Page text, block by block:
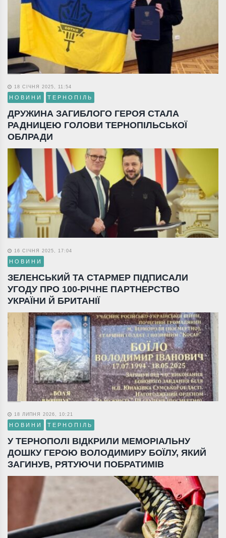
18 СІЧНЯ 2025, 11:54
НОВИНИ ТЕРНОПІЛЬ
ДРУЖИНА ЗАГИБЛОГО ГЕРОЯ СТАЛА
РАДНИЦЕЮ ГОЛОВИ ТЕРНОПІЛЬСЬКОЇ
ОБЛРАДИ
16 СІЧНЯ 2025, 17:04
НОВИНИ
ЗЕЛЕНСЬКИЙ ТА СТАРМЕР ПІДПИСАЛИ
УГОДУ ПРО 100-РІЧНЕ ПАРТНЕРСТВО
УКРАЇНИ Й БРИТАНІЇ
18 ЛИПНЯ 2026, 10:21
НОВИНИ ТЕРНОПІЛЬ
У ТЕРНОПОЛІ ВІДКРИЛИ МЕМОРІАЛЬНУ
ДОШКУ ГЕРОЮ ВОЛОДИМИРУ БОЇЛУ, ЯКИЙ
ЗАГИНУВ, РЯТУЮЧИ ПОБРАТИМІВ